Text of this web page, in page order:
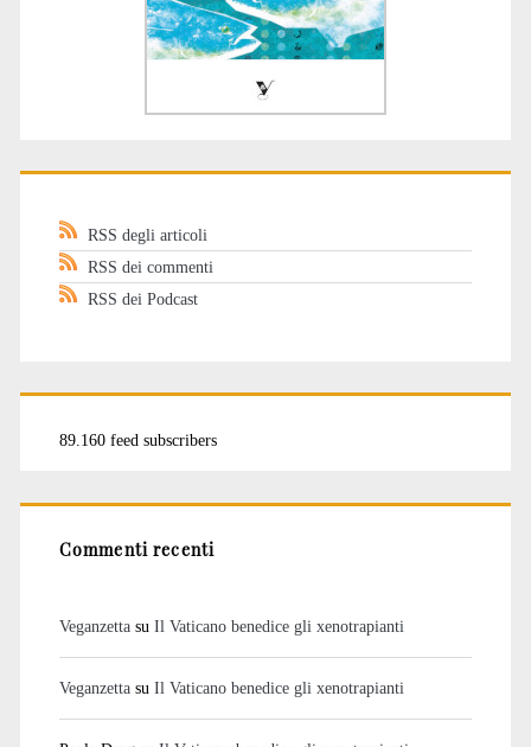
RSS degli articoli
RSS dei commenti
RSS dei Podcast
89.160 feed subscribers
Commenti recenti
Veganzettasu Il Vaticano benedice gli xenotrapianti
Veganzettasu Il Vaticano benedice gli xenotrapianti